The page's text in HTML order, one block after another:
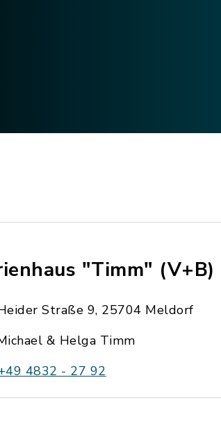
"Timm" (V+B)
Straße 9, 25704 Meldorf
& Helga Timm
4832 - 27 92